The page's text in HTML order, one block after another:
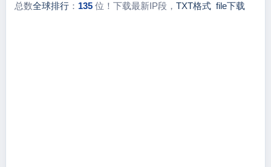
总数全球排行： 135位！下载最新IP段， TXT格式 file下载